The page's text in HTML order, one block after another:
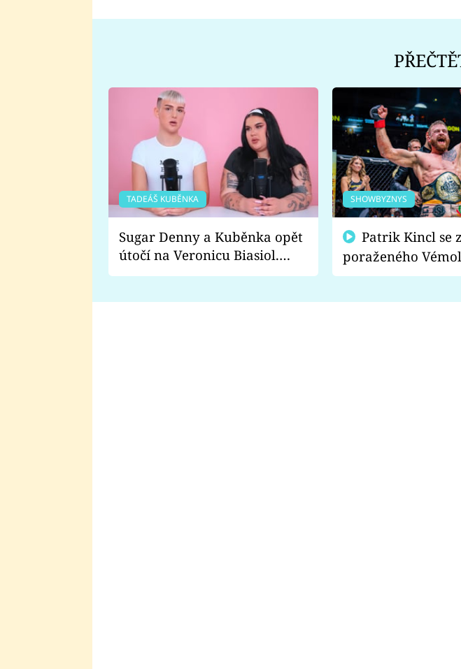
TADEÁŠ KUBĚNKA
Sugar Denny a Kuběnka opět
útočí na Veronicu Biasiol.
Proč je podle nich falešná a
SHOWBYZNYS
poraženého
fanoušci naštvali?